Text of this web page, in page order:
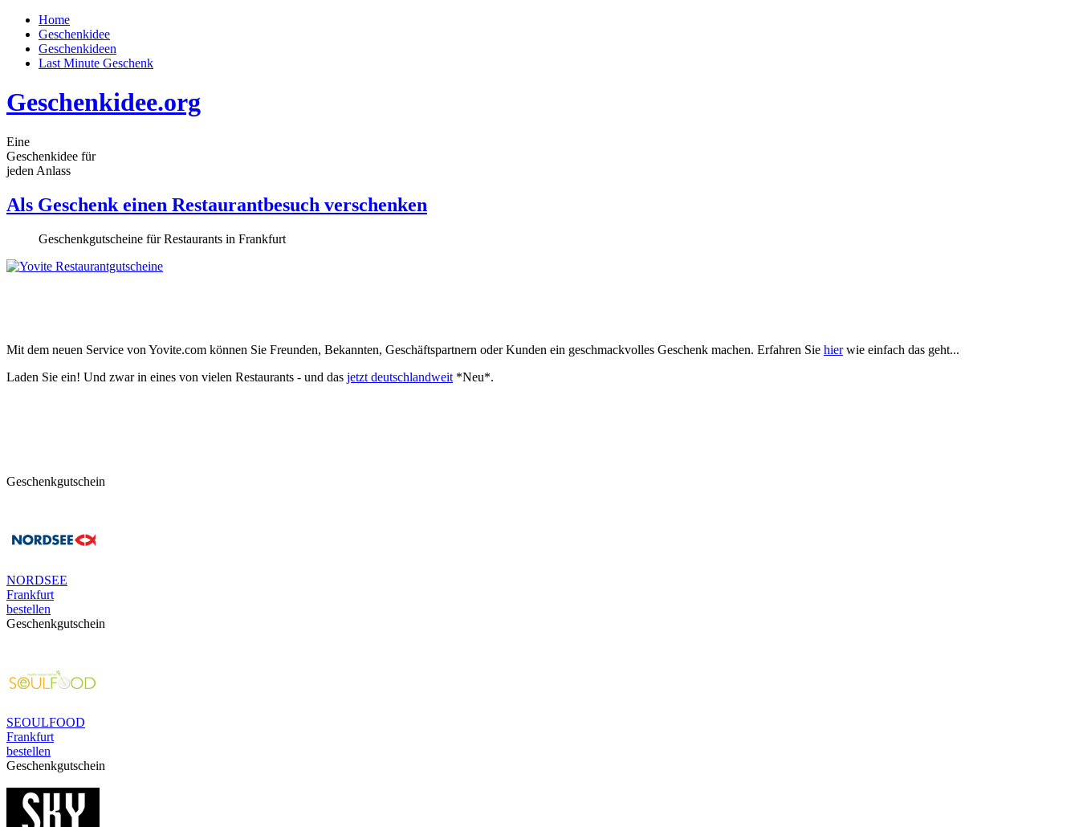
Home
Geschenkidee
Geschenkideen
Last Minute Geschenk
Geschenkidee.org
Eine
Geschenkidee für
jeden Anlass
Als Geschenk einen Restaurantbesuch verschenken
Geschenkgutscheine für Restaurants in Frankfurt
Mit dem neuen Service von Yovite.com können Sie Freunden, Bekannten, Geschäftspartnern oder Kunden ein geschmackvolles Geschenk machen. Erfahren Sie hierwie einfach das geht...
Laden Sie ein! Und zwar in eines von vielen Restaurants - und das jetzt deutschlandweit *Neu*.
Geschenkgutschein
NORDSEE
Frankfurt
bestellen
Geschenkgutschein
SEOULFOOD
Frankfurt
bestellen
Geschenkgutschein